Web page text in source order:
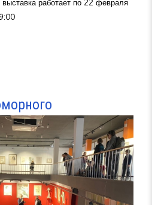
работает по 22 февраля